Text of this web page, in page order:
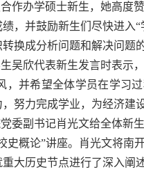
作办学硕士新生，她高度
，并鼓励新生们尽快进入
换成分析问题和解决问题的
吴欣代表新生发言时表示
并希望全体学员在学习
努力完成学业，为经济建
委副书记肖光文给全体新
概论”讲座。肖光文将南
大历史节点进行了深入阐述